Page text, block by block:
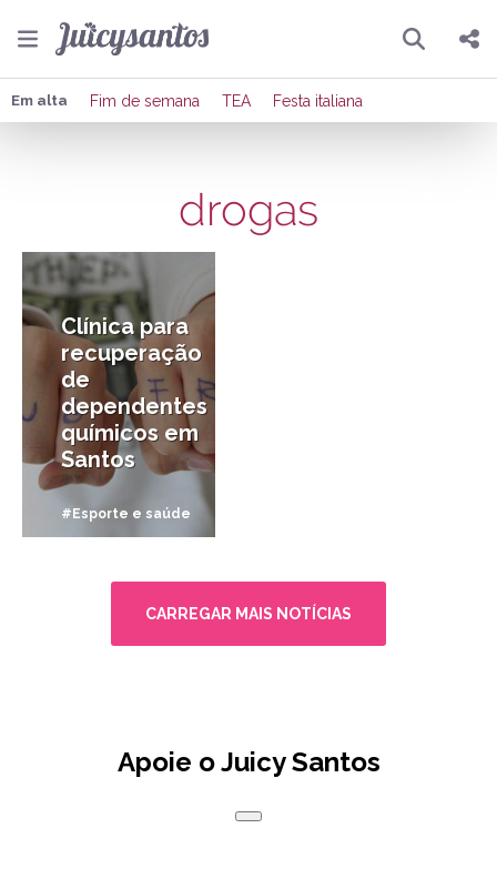
Pesquisar
Compartilhar
Em alta Fim de semana TEA Festa italiana
drogas
Clínica para
recuperação
de
dependentes
químicos em
Santos
#Esporte e saúde
CARREGAR MAIS NOTÍCIAS
Apoie o Juicy Santos